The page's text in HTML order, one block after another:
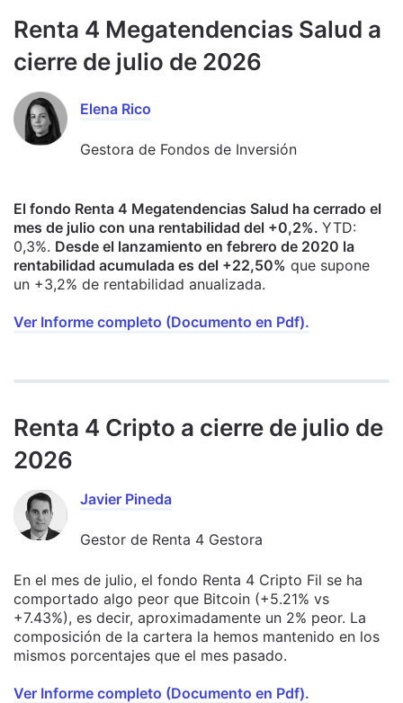
Renta 4 Megatendencias Salud a
cierre de julio de 2026
Elena Rico
Gestora de Fondos de Inversión
El fondo Renta 4 Megatendencias Salud ha cerrado el
mes de julio con una rentabilidad del +0,2%. YTD:
0,3%. Desde el lanzamiento en febrero de 2020 la
rentabilidad acumulada es del +22,50% que supone
un +3,2% de rentabilidad anualizada.
Ver Informe completo (Documento en Pdf).
Renta 4 Cripto a cierre de julio de
2026
Javier Pineda
Gestor de Renta 4 Gestora
En el mes de julio, el fondo Renta 4 Cripto Fil se ha
comportado algo peor que Bitcoin (+5.21% vs
+7.43%), es decir, aproximadamente un 2% peor. La
composición de la cartera la hemos mantenido en los
mismos porcentajes que el mes pasado.
Ver Informe completo (Documento en Pdf).